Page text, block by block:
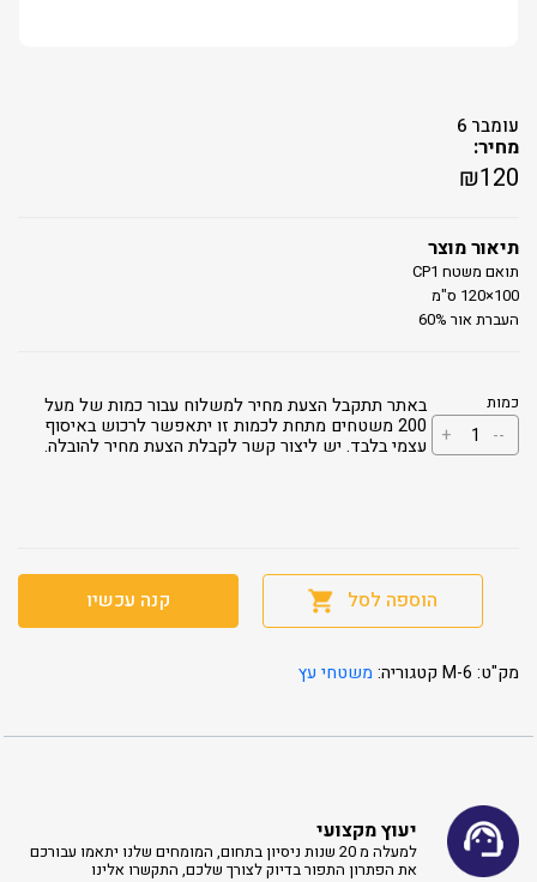
עומבר 6
מחיר:
₪120
תיאור מוצר
תואם משטח CP1
100×120 ס"מ
העברת אור 60%
כמות
--
כמות
של
+
באתר תתקבל הצעת מחיר למשלוח עבור כמות של מעל
200 משטחים מתחת לכמות זו יתאפשר לרכוש באיסוף
עצמי בלבד. יש ליצור קשר לקבלת הצעת מחיר להובלה.
הוספה לסל קנה עכשיו
מק"ט: M-6 קטגוריה: משטחי עץ
יעוץ מקצועי
למעלה מ 20 שנות ניסיון בתחום, המומחים שלנו יתאמו עבורכם
את הפתרון התפור בדיוק לצורך שלכם, התקשרו אלינו ​